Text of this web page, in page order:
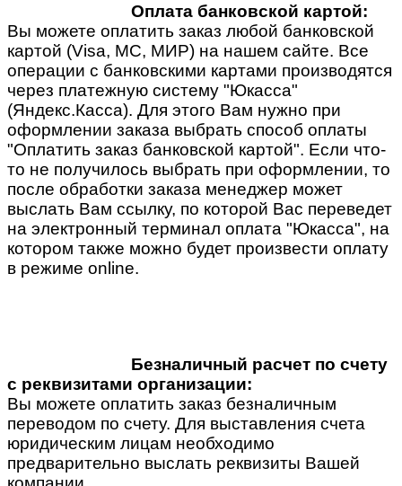
Оплата банковской картой:
Вы можете оплатить заказ любой банковской
картой (Visa, MC, МИР) на нашем сайте. Все
операции с банковскими картами производятся
через платежную систему "Юкасса"
(Яндекс.Касса). Для этого Вам нужно при
оформлении заказа выбрать способ оплаты
"Оплатить заказ банковской картой". Если что-
то не получилось выбрать при оформлении, то
после обработки заказа менеджер может
выслать Вам ссылку, по которой Вас переведет
на электронный терминал оплата "Юкасса", на
котором также можно будет произвести оплату
в режиме online.
Безналичный расчет по счету
с реквизитами организации:
Вы можете оплатить заказ безналичным
переводом по счету. Для выставления счета
юридическим лицам необходимо
предварительно выслать реквизиты Вашей